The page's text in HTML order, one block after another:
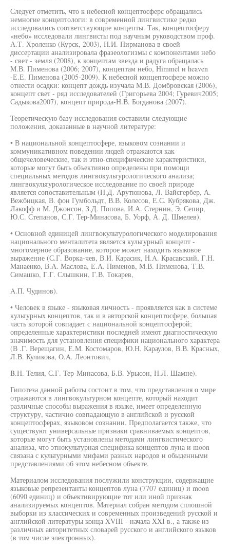
Следует отметить, что к небесной концептосферс обращались
немногие концептологи: в современной лингвистике редко
исследовались соответствующие концепты. Так, концептосферу
«небо» исследовали лингвисты под научным руководством проф.
А.Т. Хроленко (Курск, 2003), Н.И. Пирманова в своей
диссертации анализировала фразеологизмы с компонентами небо
- свет - земля (2008), к концептам звезда и радуга обращалась
М.В. Пименова (2006; 2007), концептам небо, Himmel и heaven
-Е.Е. Пименова (2005-2009). К небесной концептосфере можно
отнести осадки: концепт дождь изучала М.В. Домбровская (2006),
концепт свет - ряд исследователей (Григорьева 2004; Гуревич2005;
Садыкова2007), концепт природа-Н.В. Богданова (2007).
Теоретическую базу исследования составили следующие
положения, доказанные в научной литературе:
• В национальной концептосфере, языковом сознании и
коммуникативном поведении людей отражаются как
общечеловеческие, так и этно-специфические характеристики,
которые могут быть объективно определены при помощи
специальных методов лингвокультурологического анализа;
лингвокультурологическое исследование по своей природе
является сопоставительным (Н.Д. Арутюнова, Л. Вайсгербер, А.
Вежбицкая, В. фон Гумбольдт, В.В. Колесов, Е.С. Кубрякова, Дж.
Лакофф и М. Джонсон, З.Д. Попова, И.А. Стернин, Э. Сепир,
Ю.С. Степанов, С.Г. Тер-Минасова, Б. Уорф, А. Д. Шмелев).
• Основной единицей лингвокультурологического моделирования
национального менталитета является культурный концепт -
многомерное образование, которое может находить языковое
выражение (С.Г. Ворка-чев, В.И. Карасик, H.A. Красавский, Г.Н.
Манаенко, В.А. Маслова, Е.А. Пименов, М.В. Пименова, Т.В.
Симашко, Г.Г. Слышкин, Г.В. Токарев,
A.П. Чудинов).
• Человек в языке - языковая личность - проявляется как в системе
культурных концептов, так и в авторской концептосфере, большая
часть которой совпадает с национальной концептосферой;
определенные характеристики последней имеют диагностическую
значимость для установления специфики национального характера
(В .Г. Верещагин, Е.М. Костомаров, Ю.Н. Караулов, В.В. Красных,
Л.В. Куликова, O.A. Леонтович,
B.Н. Телия, С.Г. Тер-Минасова, Б.В. Урысон, Н.Л. Шамне).
Гипотеза данной работы состоит в том, что представления о мире
отражаются в лингвокультурном концепте, который находит
различные способы выражения в языке, имеет определенную
структуру, частично совпадающую в английской и русской
концептосферах, языковом сознании. Предполагается также, что
существуют универсальные признаки сравниваемых концептов,
которые могут быть установлены методами лингвистического
анализа, что этнокультурная специфика концептов луна и moon
связана с культурными мифами разных народов и обыденными
представлениями об этом небесном объекте.
Материалом исследования послужили конструкции, содержащие
языковые репрезентанты концептов луна (7707 единиц) и moon
(6090 единиц) и объективирующие тот или иной признак
анализируемых концептов. Материал собран методом сплошной
выборки из классических и современных произведений русской и
английской литературы конца XVIII - начала XXI в., а также из
различных авторитетных словарей русского и английского языков
(в том числе электронных).